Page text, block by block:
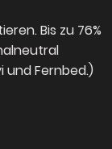
Bis zu 76%
und Fernbed.)